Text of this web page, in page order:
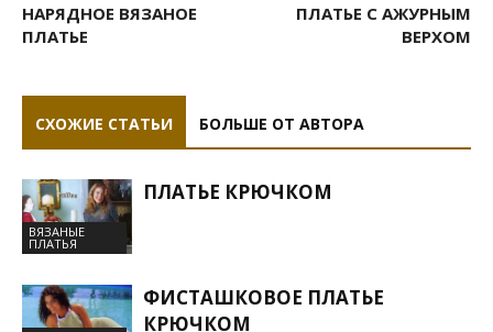
НАРЯДНОЕ ВЯЗАНОЕ
ПЛАТЬЕ
ПЛАТЬЕ С АЖУРНЫМ
ВЕРХОМ
СХОЖИЕ СТАТЬИ БОЛЬШЕ ОТ АВТОРА
ВЯЗАНЫЕ
ПЛАТЬЯ
ПЛАТЬЕ КРЮЧКОМ
ФИСТАШКОВОЕ ПЛАТЬЕ
КРЮЧКОМ